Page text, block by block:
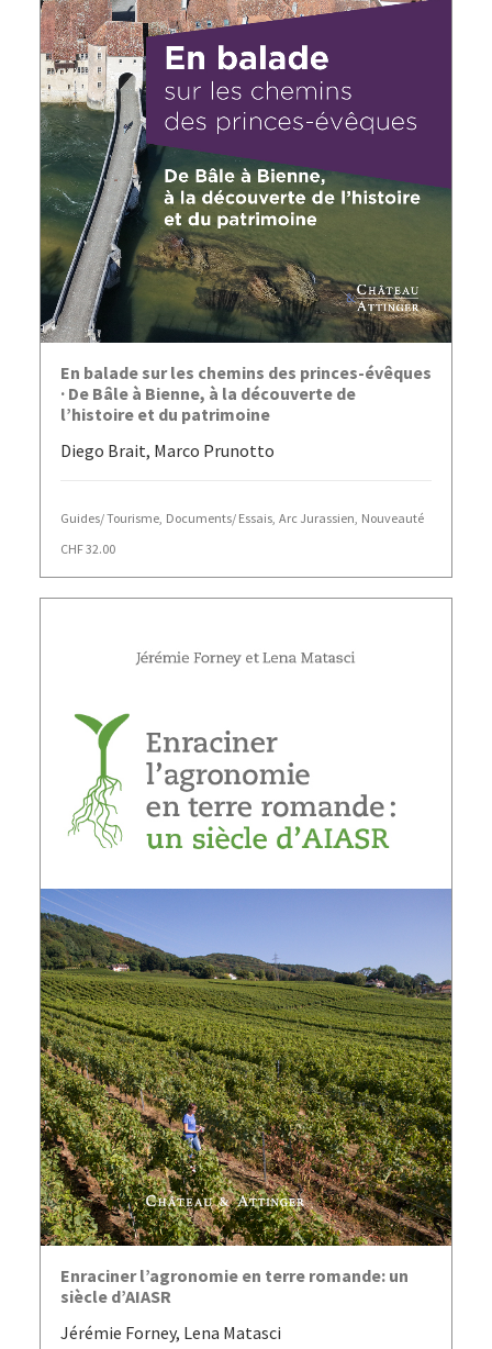
AJOUTER AU PANIER
En balade sur les chemins des princes-évêques
· De Bâle à Bienne, à la découverte de
l’histoire et du patrimoine
Diego Brait, Marco Prunotto
Guides/ Tourisme, Documents/ Essais, Arc Jurassien, Nouveauté
CHF32.00
AJOUTER AU PANIER
Enraciner l’agronomie en terre romande: un
siècle d’AIASR
Jérémie Forney, Lena Matasci